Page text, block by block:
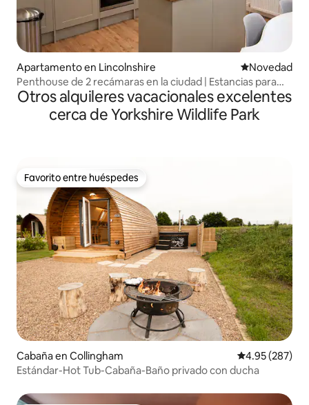
Apartamento en Lincolnshire Lugar para
Novedad
Penthouse de 2 recámaras en la ciudad | Estancias para
negocios y contratistas
Otros alquileres vacacionales excelentes
cerca de Yorkshire Wildlife Park
Favorito entre huéspedes
Favorito entre huéspedes
Cabaña en Collingham Calificación
4.95 (287)
Estándar-Hot Tub-Cabaña-Baño privado con ducha